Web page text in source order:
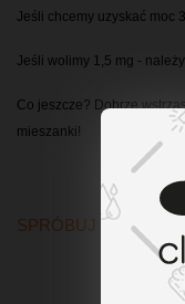
Jeśli chcemy uzyskać moc
Jeśli wolimy 1,5 mg -
Co jeszcze? Dobrze
mieszanki!
SPRÓBUJ INNYCH